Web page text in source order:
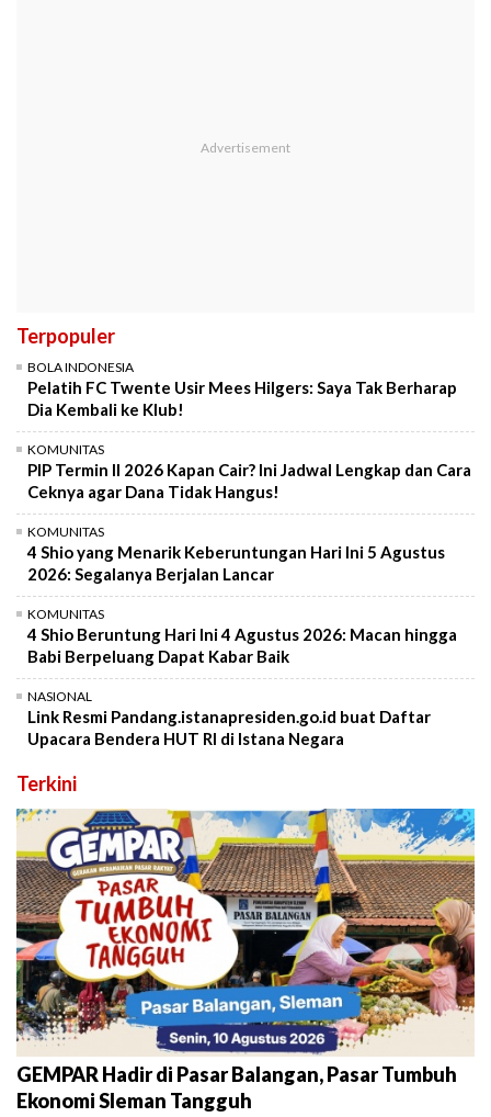
Terpopuler
BOLA INDONESIA
Pelatih FC Twente Usir Mees Hilgers: Saya Tak Berharap
Dia Kembali ke Klub!
KOMUNITAS
PIP Termin II 2026 Kapan Cair? Ini Jadwal Lengkap dan Cara
Ceknya agar Dana Tidak Hangus!
KOMUNITAS
4 Shio yang Menarik Keberuntungan Hari Ini 5 Agustus
2026: Segalanya Berjalan Lancar
KOMUNITAS
4 Shio Beruntung Hari Ini 4 Agustus 2026: Macan hingga
Babi Berpeluang Dapat Kabar Baik
NASIONAL
Link Resmi Pandang.istanapresiden.go.id buat Daftar
Upacara Bendera HUT RI di Istana Negara
Terkini
GEMPAR Hadir di Pasar Balangan, Pasar Tumbuh
Ekonomi Sleman Tangguh